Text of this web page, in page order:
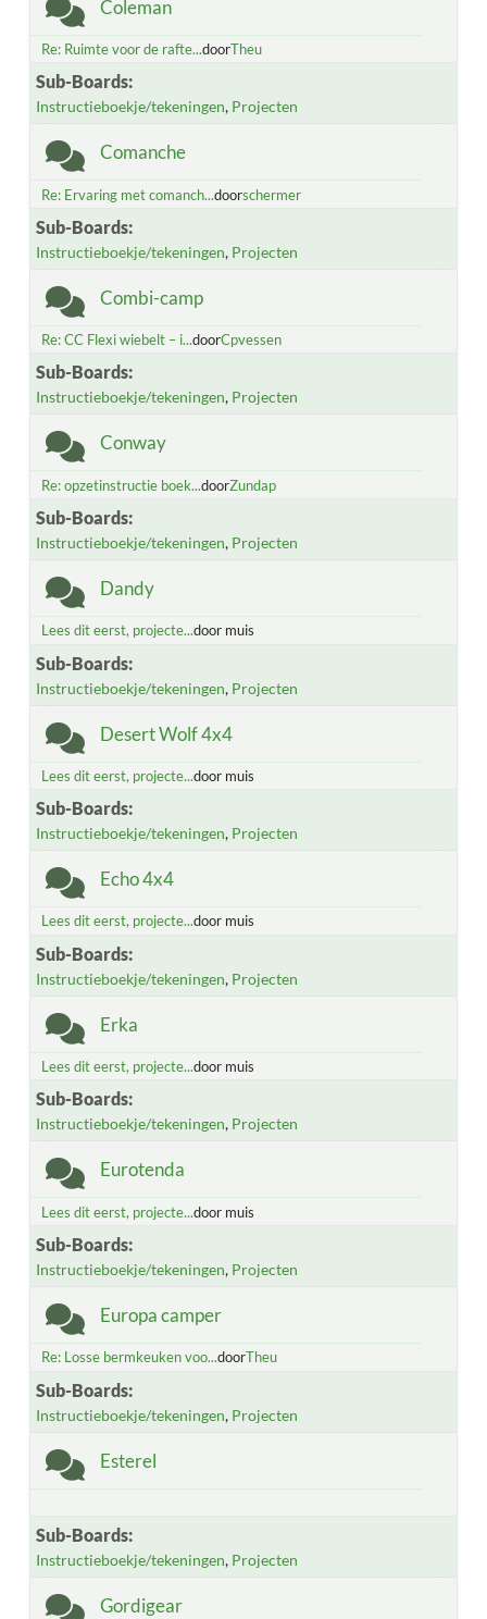
Coleman
Re: Ruimte voor de rafte...doorTheu
Sub-Boards
Instructieboekje/tekeningen Projecten
Comanche
Re: Ervaring met comanch...doorschermer
Sub-Boards
Instructieboekje/tekeningen Projecten
Combi-camp
Re: CC Flexi wiebelt – i...doorCpvessen
Sub-Boards
Instructieboekje/tekeningen Projecten
Conway
Re: opzetinstructie boek...doorZundap
Sub-Boards
Instructieboekje/tekeningen Projecten
Dandy
Lees dit eerst, projecte...door muis
Sub-Boards
Instructieboekje/tekeningen Projecten
Desert Wolf 4x4
Lees dit eerst, projecte...door muis
Sub-Boards
Instructieboekje/tekeningen Projecten
Echo 4x4
Lees dit eerst, projecte...door muis
Sub-Boards
Instructieboekje/tekeningen Projecten
Erka
Lees dit eerst, projecte...door muis
Sub-Boards
Instructieboekje/tekeningen Projecten
Eurotenda
Lees dit eerst, projecte...door muis
Sub-Boards
Instructieboekje/tekeningen Projecten
Europa camper
Re: Losse bermkeuken voo...doorTheu
Sub-Boards
Instructieboekje/tekeningen Projecten
Esterel
Sub-Boards
Instructieboekje/tekeningen Projecten
Gordigear